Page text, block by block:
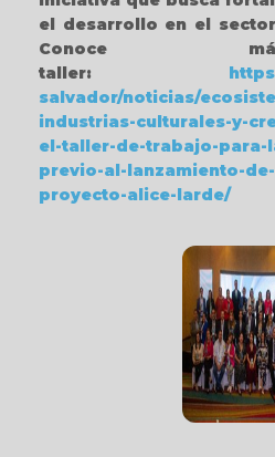
el desarrollo en el
Conoce
taller:
salvador/noticias/
industrias-culturales-y-
el-taller-de-trabajo-para-
previo-al-lanzamiento-
proyecto-alice-larde/